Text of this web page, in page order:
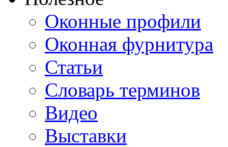
Оконные профили
Оконная фурнитура
Статьи
Словарь терминов
Видео
Выставки